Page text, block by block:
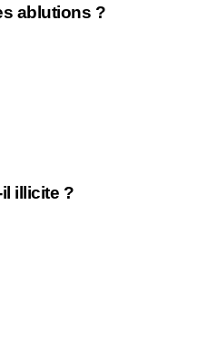
ablutions ?
illicite ?